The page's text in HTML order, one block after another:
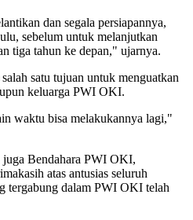
dan segala persiapannya,
sebelum untuk melanjutkan
tiga tahun ke depan," ujarnya.
satu tujuan untuk menguatkan
keluarga PWI OKI.
waktu bisa melakukannya lagi,"
juga Bendahara PWI OKI,
atas antusias seluruh
tergabung dalam PWI OKI telah